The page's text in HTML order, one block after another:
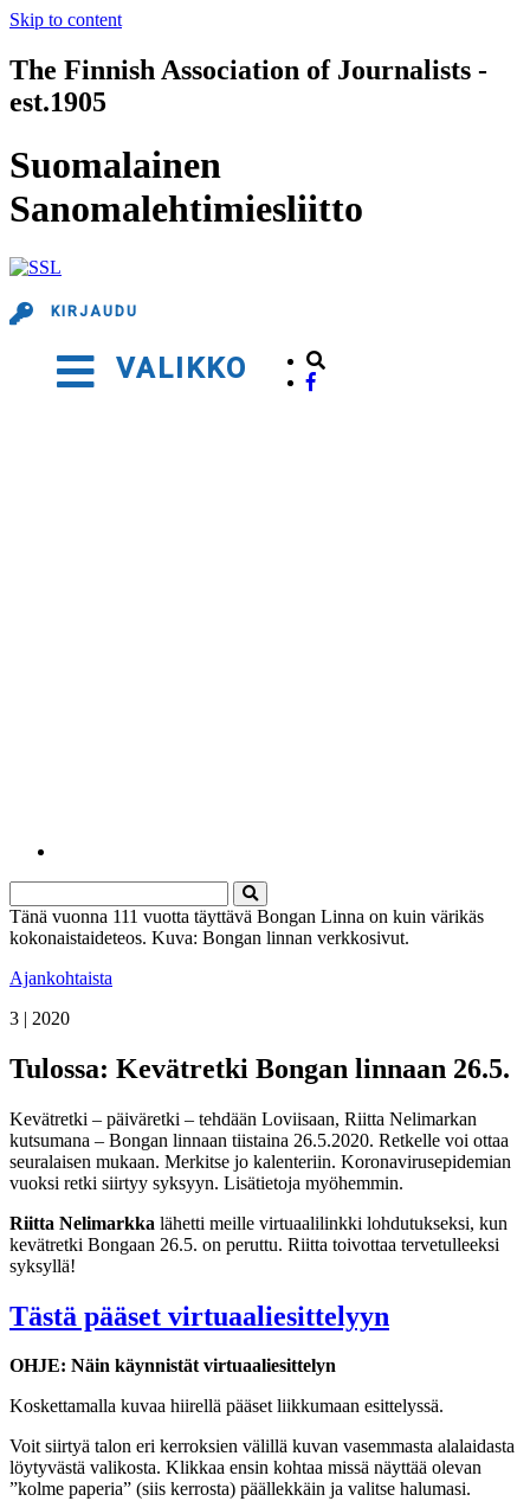
Skip to content
The Finnish Association of Journalists -
est.1905
Suomalainen
Sanomalehtimiesliitto
KIRJAUDU
VALIKKO
Tänä vuonna 111 vuotta täyttävä Bongan Linna on kuin värikäs
kokonaistaideteos. Kuva: Bongan linnan verkkosivut.
Ajankohtaista
3 | 2020
Tulossa: Kevätretki Bongan linnaan 26.5.
Kevätretki – päiväretki – tehdään Loviisaan, Riitta Nelimarkan
kutsumana – Bongan linnaan tiistaina 26.5.2020. Retkelle voi ottaa
seuralaisen mukaan. Merkitse jo kalenteriin. Koronavirusepidemian
vuoksi retki siirtyy syksyyn. Lisätietoja myöhemmin.
Riitta Nelimarkka lähetti meille virtuaalilinkki lohdutukseksi, kun
kevätretki Bongaan 26.5. on peruttu. Riitta toivottaa tervetulleeksi
syksyllä!
Tästä pääset virtuaaliesittelyyn
OHJE: Näin käynnistät virtuaaliesittelyn
Koskettamalla kuvaa hiirellä pääset liikkumaan esittelyssä.
Voit siirtyä talon eri kerroksien välillä kuvan vasemmasta alalaidasta
löytyvästä valikosta. Klikkaa ensin kohtaa missä näyttää olevan
”kolme paperia” (siis kerrosta) päällekkäin ja valitse halumasi.